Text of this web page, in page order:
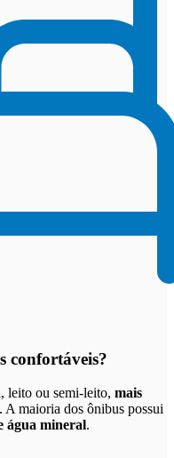
confortáveis?
leito ou semi-leito, mais
. A maioria dos ônibus possui
água mineral.